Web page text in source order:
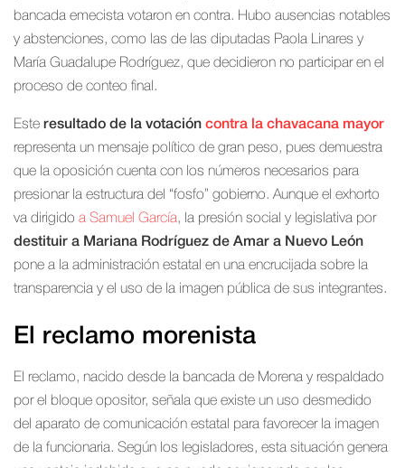
bancada emecista votaron en contra. Hubo ausencias notables
y abstenciones, como las de las diputadas Paola Linares y
María Guadalupe Rodríguez, que decidieron no participar en el
proceso de conteo final.
Este resultado de la votación contra la chavacana mayor
representa un mensaje político de gran peso, pues demuestra
que la oposición cuenta con los números necesarios para
presionar la estructura del “fosfo” gobierno. Aunque el exhorto
va dirigido a Samuel García, la presión social y legislativa por
destituir a Mariana Rodríguez de Amar a Nuevo León
pone a la administración estatal en una encrucijada sobre la
transparencia y el uso de la imagen pública de sus integrantes.
El reclamo morenista
El reclamo, nacido desde la bancada de Morena y respaldado
por el bloque opositor, señala que existe un uso desmedido
del aparato de comunicación estatal para favorecer la imagen
de la funcionaria. Según los legisladores, esta situación genera